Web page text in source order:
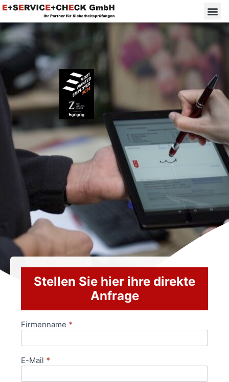
Stellen Sie hier ihre direkte
Anfrage
Anfrageformular
Firmenname *
E-Mail *